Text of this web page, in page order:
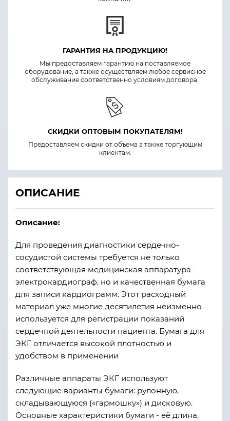
ГАРАНТИЯ НА ПРОДУКЦИЮ!
Мы предоставляем гарантию на поставляемое
оборудование, а также осуществляем любое сервисное
обслуживание соответственно условиям договора.
СКИДКИ ОПТОВЫМ ПОКУПАТЕЛЯМ!
Предоставляем скидки от объема а также торгующим
клиентам.
ОПИСАНИЕ
Описание:
Для проведения диагностики сердечно-
сосудистой системы требуется не только
соответствующая медицинская аппаратура -
электрокардиограф, но и качественная бумага
для записи кардиограмм. Этот расходный
материал уже многие десятилетия неизменно
используется для регистрации показаний
сердечной деятельности пациента. Бумага для
ЭКГ отличается высокой плотностью и
удобством в применении
Различные аппараты ЭКГ используют
следующие варианты бумаги: рулонную,
складывающуюся («гармошку») и дисковую.
Основные характеристики бумаги - её длина,